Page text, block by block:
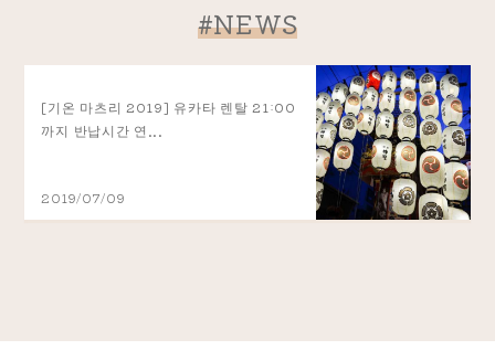
#NEWS
[기온 마츠리 2019] 유카타 렌탈 21:00
까지 반납시간 연...
2019/07/09